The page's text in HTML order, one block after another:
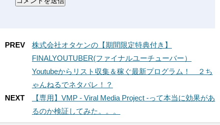
PREV
株式会社オタケンの【期間限定特典付き】
FINALYOUTUBER(ファイナルユーチューバー）
Youtubeからリスト収集＆稼ぐ最新プログラム！ ２ち
ゃんねるでネタバレ！？
NEXT
【専用】VMP - Viral Media Project -って本当に効果があ
るのか検証してみた。。。